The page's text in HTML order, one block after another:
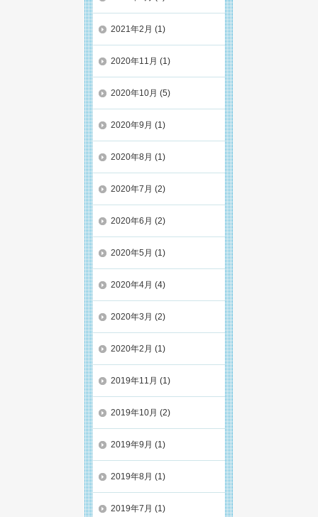
2021年2月 (1)
2020年11月 (1)
2020年10月 (5)
2020年9月 (1)
2020年8月 (1)
2020年7月 (2)
2020年6月 (2)
2020年5月 (1)
2020年4月 (4)
2020年3月 (2)
2020年2月 (1)
2019年11月 (1)
2019年10月 (2)
2019年9月 (1)
2019年8月 (1)
2019年7月 (1)